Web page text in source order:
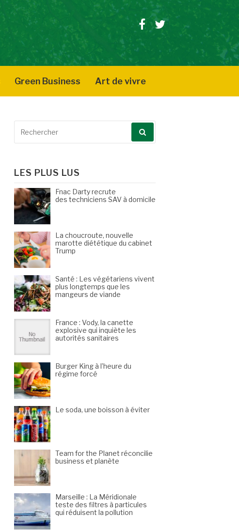
Facebook
Twitter
Green Business Art de vivre
LES PLUS LUS
Fnac Darty recrute
des techniciens SAV à domicile
La choucroute, nouvelle
marotte diététique du cabinet
Trump
Santé : Les végétariens vivent
plus longtemps que les
mangeurs de viande
France : Vody, la canette
explosive qui inquiète les
autorités sanitaires
Burger King à l’heure du
régime forcé
Le soda, une boisson à éviter
Team for the Planet réconcilie
business et planète
Marseille : La Méridionale
teste des filtres à particules
qui réduisent la pollution